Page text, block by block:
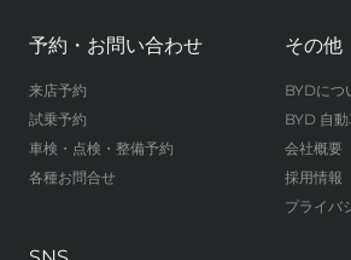
予約・お問い合わせ
来店予約
試乗予約
車検・点検・整備予約
各種お問合せ
その他
BYDにつ
BYD 自
会社概要
採用情報
プライバ